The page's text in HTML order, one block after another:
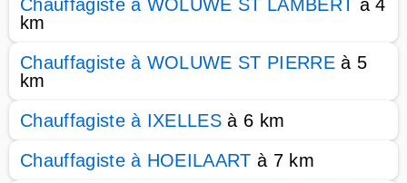
Chauffagiste à WOLUWE ST LAMBERT à 4
km
Chauffagiste à WOLUWE ST PIERREà 5
km
Chauffagiste à IXELLES à 6 km
Chauffagiste à HOEILAART à 7 km